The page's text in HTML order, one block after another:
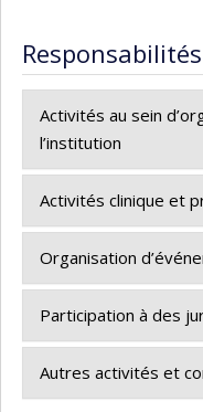
Activités au sein
l’institution
*Membre
(Suisse)
*Commission de
CHUV (Suisse)
d’enseignement et
Activités clinique et
Adjoint à la
2015- […]
CHUV
Organisation
* Conférencier invité
Rapin, J.(2025,
pour la Qualité.
Participation à des
2025. Mittaz
Président du Jury.
Autres activités et